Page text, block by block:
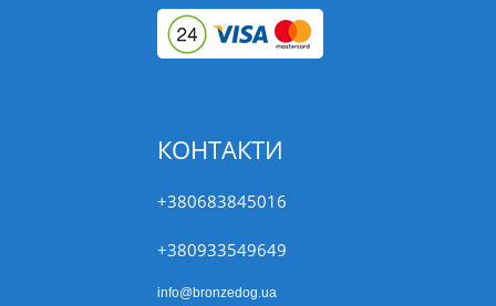
КОНТАКТИ
+380683845016
+380933549649
info@bronzedog.ua